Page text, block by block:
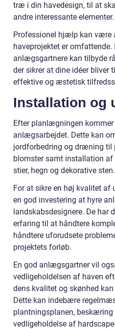
træ i din havedesign, til at
andre interessante elementer.
Professionel hjælp kan være
haveprojektet er omfattende.
anlægsgartnere kan tilbyde
der sikrer at dine idéer bliver
effektive og æstetisk
Installation og
Efter planlægningen
anlægsarbejdet. Dette kan
jordforbedring og dræning
blomster samt installation af
stier, hegn og dekorative sten.
For at sikre en høj kvalitet af
en god investering at hyre
landskabsdesignere. De har
erfaring til at håndtere
håndtere uforudsete
projektets forløb.
En god anlægsgartner vil
vedligeholdelsen af haven
dens kvalitet og skønhed
Dette kan indebære
plantningsplanen,
vedligeholdelse af